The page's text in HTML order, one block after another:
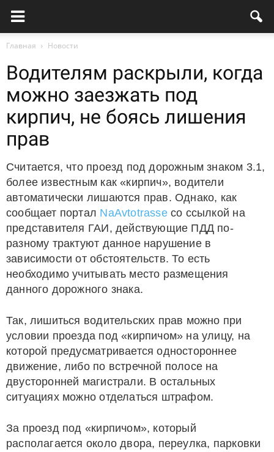
Главная Новости
Водителям раскрыли, когда
можно заезжать под
кирпич, не боясь лишения
прав
Считается, что проезд под дорожным знаком 3.1,
более известным как «кирпич», водители
автоматически лишаются прав. Однако, как
сообщает портал NaAvtotrasseсо ссылкой на
представителя ГАИ, действующие ПДД по-
разному трактуют данное нарушение в
зависимости от обстоятельств. То есть
необходимо учитывать место размещения
данного дорожного знака.
Так, лишиться водительских прав можно при
условии проезда под «кирпичом» на улицу, на
которой предусматривается одностороннее
движение, либо по встречной полосе на
двусторонней магистрали. В остальных
ситуациях можно отделаться штрафом.
За проезд под «кирпичом», который
располагается около двора, переулка, парковки